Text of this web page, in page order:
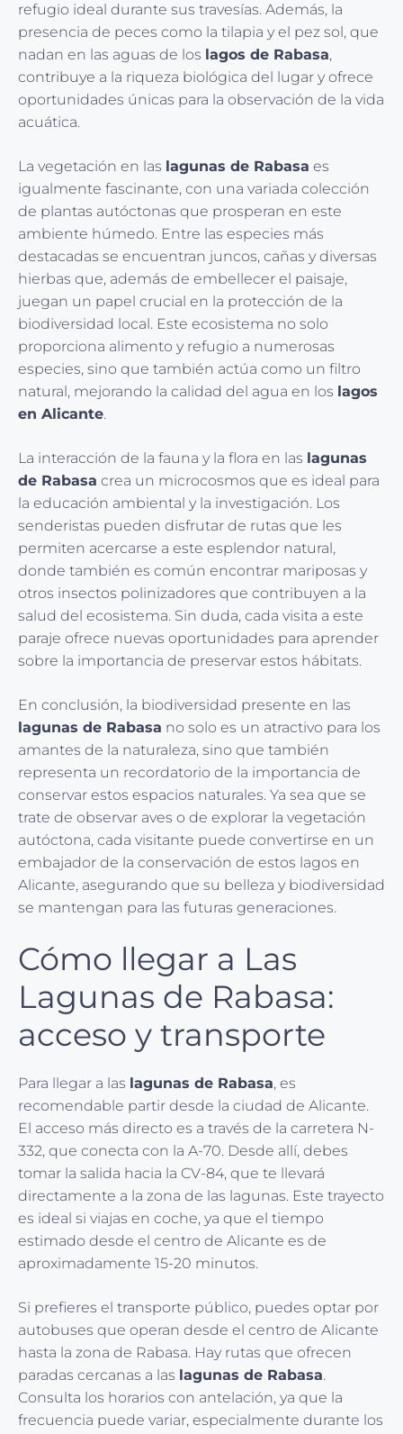
refugio ideal durante sus travesías. Además, la
presencia de peces como la tilapia y el pez sol, que
nadan en las aguas de los lagos de Rabasa,
contribuye a la riqueza biológica del lugar y ofrece
oportunidades únicas para la observación de la vida
acuática.
La vegetación en las lagunas de Rabasa es
igualmente fascinante, con una variada colección
de plantas autóctonas que prosperan en este
ambiente húmedo. Entre las especies más
destacadas se encuentran juncos, cañas y diversas
hierbas que, además de embellecer el paisaje,
juegan un papel crucial en la protección de la
biodiversidad local. Este ecosistema no solo
proporciona alimento y refugio a numerosas
especies, sino que también actúa como un filtro
natural, mejorando la calidad del agua en los lagos
en Alicante.
La interacción de la fauna y la flora en las lagunas
de Rabasa crea un microcosmos que es ideal para
la educación ambiental y la investigación. Los
senderistas pueden disfrutar de rutas que les
permiten acercarse a este esplendor natural,
donde también es común encontrar mariposas y
otros insectos polinizadores que contribuyen a la
salud del ecosistema. Sin duda, cada visita a este
paraje ofrece nuevas oportunidades para aprender
sobre la importancia de preservar estos hábitats.
En conclusión, la biodiversidad presente en las
lagunas de Rabasa no solo es un atractivo para los
amantes de la naturaleza, sino que también
representa un recordatorio de la importancia de
conservar estos espacios naturales. Ya sea que se
trate de observar aves o de explorar la vegetación
autóctona, cada visitante puede convertirse en un
embajador de la conservación de estos lagos en
Alicante, asegurando que su belleza y biodiversidad
se mantengan para las futuras generaciones.
Cómo llegar a Las
Lagunas de Rabasa:
acceso y transporte
Para llegar a las lagunas de Rabasa, es
recomendable partir desde la ciudad de Alicante.
El acceso más directo es a través de la carretera N-
332, que conecta con la A-70. Desde allí, debes
tomar la salida hacia la CV-84, que te llevará
directamente a la zona de las lagunas. Este trayecto
es ideal si viajas en coche, ya que el tiempo
estimado desde el centro de Alicante es de
aproximadamente 15-20 minutos.
Si prefieres el transporte público, puedes optar por
autobuses que operan desde el centro de Alicante
hasta la zona de Rabasa. Hay rutas que ofrecen
paradas cercanas a las lagunas de Rabasa.
Consulta los horarios con antelación, ya que la
frecuencia puede variar, especialmente durante los